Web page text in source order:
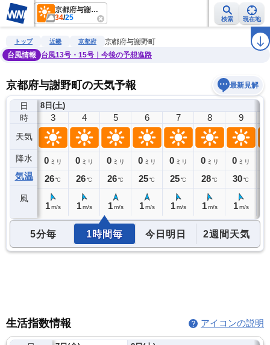
京都府与謝野町
34/25 検索 現在地
雨雲レーダー 台風情報 地震情報 ラ
トップ 近畿 京都府
京都府与謝野町
台風情報
台風13号・15号｜今後の予想進路
京都府与謝野町の天気予報 最新見解
日
時
天気
降水
気温
風
8日(土)
2
0ミリ
27℃
3
0 ミリ
26℃
1 m/s
4
0 ミリ
26℃
1 m/s
5
0 ミリ
26℃
1 m/s
6
0 ミリ
25℃
1 m/s
7
0 ミリ
25℃
1 m/s
8
0 ミリ
28℃
1 m/s
9
0 ミリ
30℃
1 m/s
5分毎 1時間毎 今日明日 2週間天気
生活指数情報 アイコンの説明